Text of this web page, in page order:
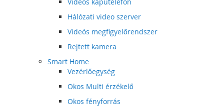
Hálózati video szerver
Videós megfigyelőrendszer
Rejtett kamera
Smart Home
Vezérlőegység
Okos Multi érzékelő
Okos fényforrás